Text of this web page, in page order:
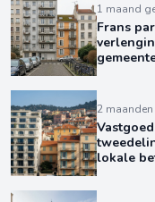
1 maand
Frans
2
lokale